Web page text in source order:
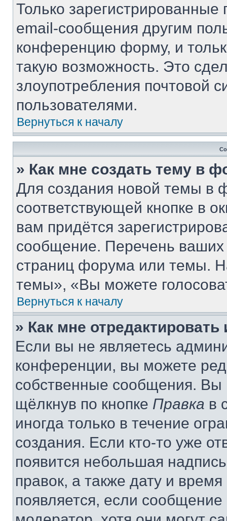
Только зарегистрированные
email-сообщения другим
конференцию форму, и
такую возможность. Это
злоупотребления почтовой
пользователями.
Вернуться к началу
» Как мне создать тему в
Для создания новой темы в
соответствующей кнопке в
вам придётся
сообщение. Перечень ваших
страниц форума или темы.
темы», «Вы можете
Вернуться к началу
» Как мне
Если вы не являетесь
конференции, вы можете
собственные сообщения. Вы
щёлкнув по кнопке Правка в
иногда только в течение
создания. Если кто-то уже
появится небольшая
правок, а также дату и
появляется, если